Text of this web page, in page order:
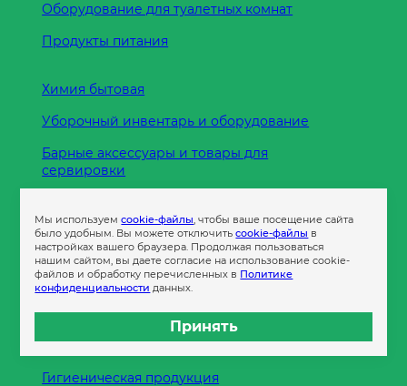
Оборудование для туалетных комнат
Продукты питания
Химия бытовая
Уборочный инвентарь и оборудование
Барные аксессуары и товары для
сервировки
Пленка
Пакеты и сумки
Контейнеры
Бумага офисная
Гигиеническая продукция
Мы используемcookie-файлы, чтобы ваше посещение сайта
было удобным. Вы можете отключитьcookie-файлы в
настройках вашего браузера. Продолжая пользоваться
нашим сайтом, вы даете согласие на использование cookie-
файлов и обработку перечисленных в Политике
конфиденциальности данных.
Принять